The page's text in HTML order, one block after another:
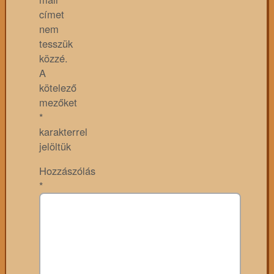
címet
nem
tesszük
közzé.
A
kötelező
mezőket
*
karakterrel
jelöltük
Hozzászólás
*